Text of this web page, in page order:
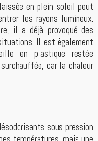
en plein soleil peut
les rayons lumineux.
il a déjà provoqué des
Il est également
en plastique restée
car la chaleur
sous pression